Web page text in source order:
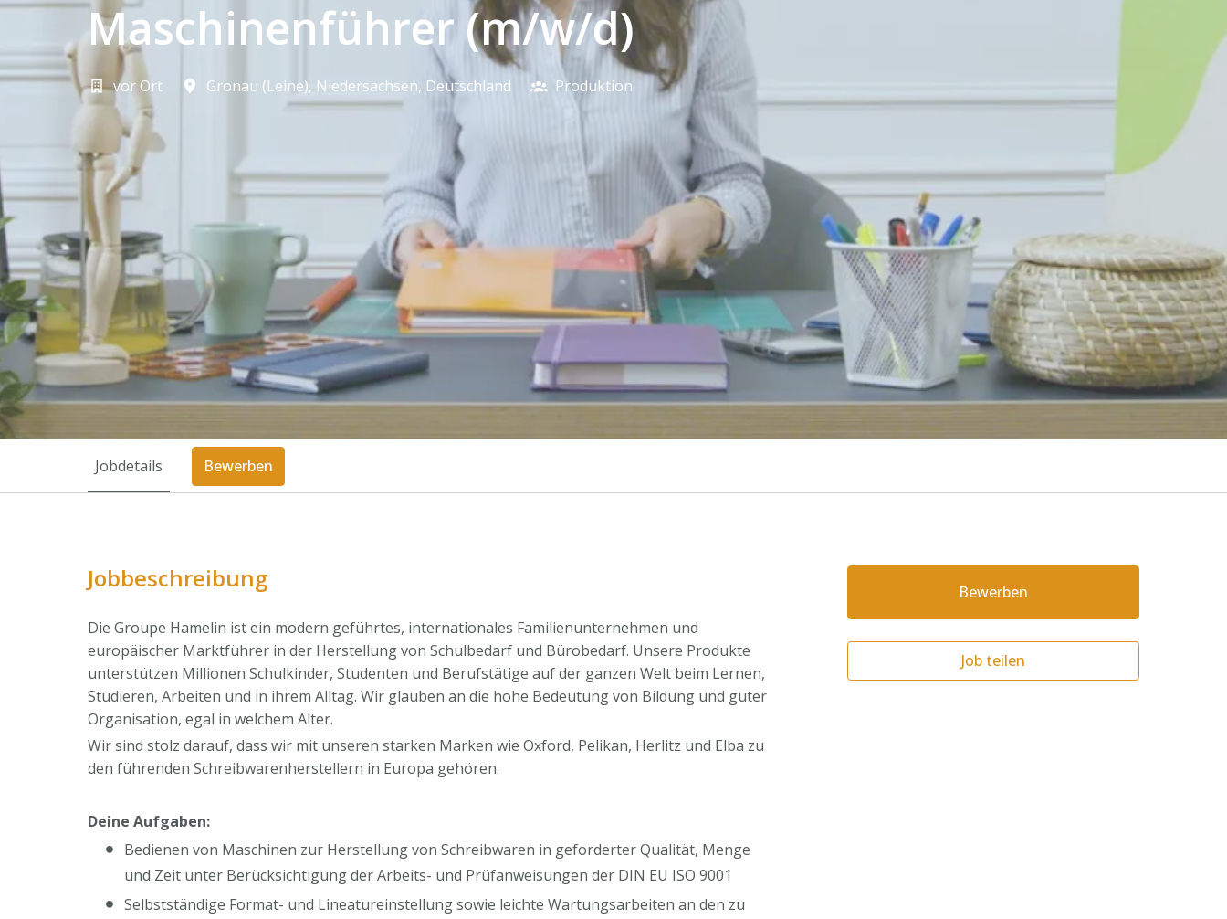
Maschinenführer (m/w/d)
vor Ort Gronau (Leine), Niedersachsen, Deutschland Produktion
Jobdetails Bewerben
Jobbeschreibung
Die Groupe Hamelin ist ein modern geführtes, internationales Familien­unternehmen und
europäischer Marktführer in der Herstellung von Schulbedarf und Bürobedarf. Unsere Produkte
unterstützen Millionen Schulkinder, Studenten und Berufstätige auf der ganzen Welt beim Lernen,
Studieren, Arbeiten und in ihrem Alltag. Wir glauben an die hohe Bedeutung von Bildung und guter
Organisation, egal in welchem Alter.
Wir sind stolz darauf, dass wir mit unseren starken Marken wie Oxford, Pelikan, Herlitz und Elba zu
den führenden Schreibwarenherstellern in Europa gehören.
Deine Aufgaben:
Bedienen von Maschinen zur Herstellung von Schreibwaren in geforderter Qualität, Menge
und Zeit unter Berücksichtigung der Arbeits- und Prüfanweisungen der DIN EU ISO 9001
Selbstständige Format- und Lineatureinstellung sowie leichte Wartungsarbeiten an den zu
Bewerben
Job teilen